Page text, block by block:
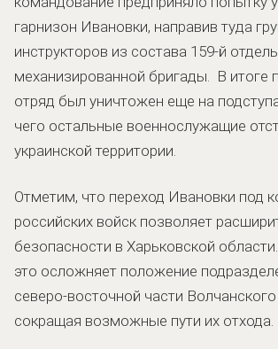
гарнизон Ивановки, направив туда
инструкторов из состава 159-й
механизированной бригады. В итоге
отряд был уничтожен еще на
чего остальные военнослужащие
украинской территории.
Отметим, что переход Ивановки под
российских войск позволяет
безопасности в Харьковской
это осложняет положение
северо-восточной части
сокращая возможные пути их отхода.